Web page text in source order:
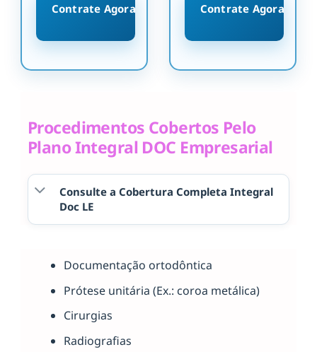
Contrate Agora Contrate Agora
Procedimentos Cobertos Pelo
Plano Integral DOC Empresarial
Consulte a Cobertura Completa Integral
Doc LE
Documentação ortodôntica
Prótese unitária (Ex.: coroa metálica)
Cirurgias
Radiografias